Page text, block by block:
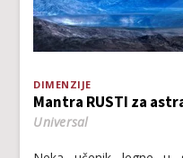
DIMENZIJE
Mantra RUSTI za
Universal